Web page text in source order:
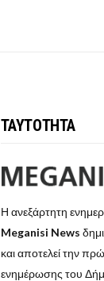
ΤΑΥΤΟΤΗΤΑ
Η ανεξάρτητη
Meganisi News
και αποτελεί την
ενημέρωσης του